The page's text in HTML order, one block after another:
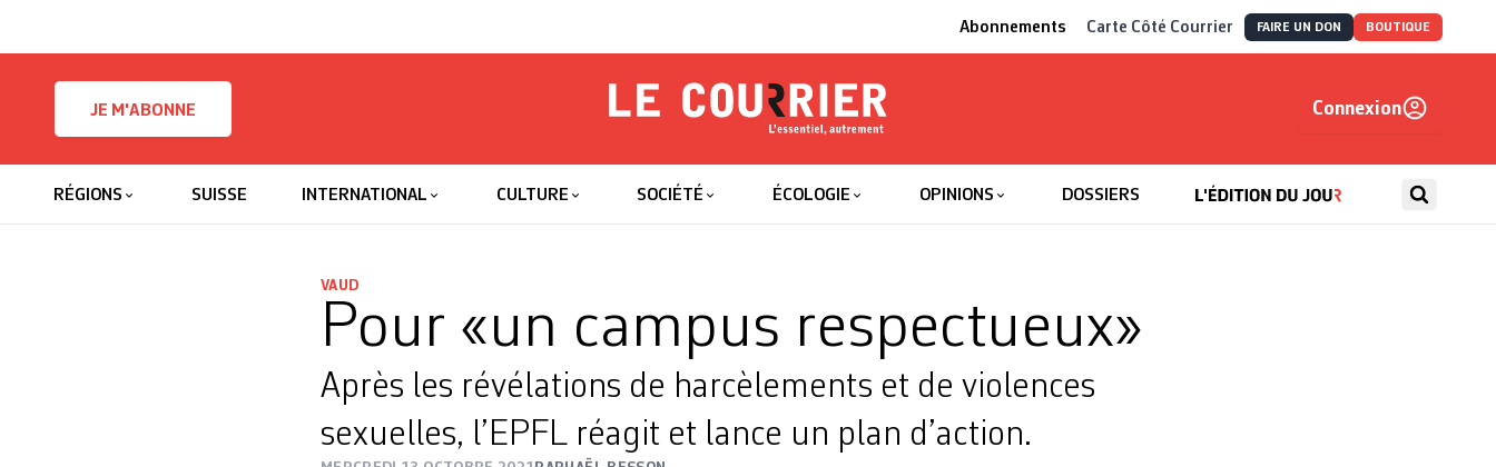
Abonnements Carte Côté Courrier FAIRE UN DON BOUTIQUE
JE M'ABONNE
Le Courrier
Connexion
RÉGIONS SUISSE INTERNATIONAL CULTURE SOCIÉTÉ ÉCOLOGIE OPINIONS DOSSIERS
VAUD
Pour «un campus respectueux»
Après les révélations de harcèlements et de violences
sexuelles, l’EPFL réagit et lance un plan d’action.